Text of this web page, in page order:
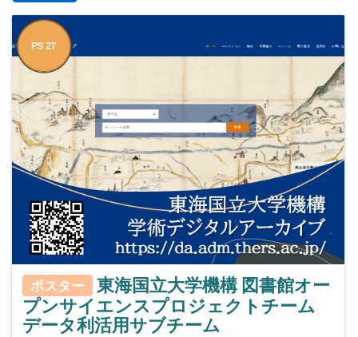
ポスター
東海国立大学機構 図書館オー
プンサイエンスプロジェクトチーム
データ利活用サブチーム